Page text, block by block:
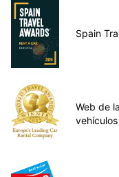
Spain
Web de
vehículos